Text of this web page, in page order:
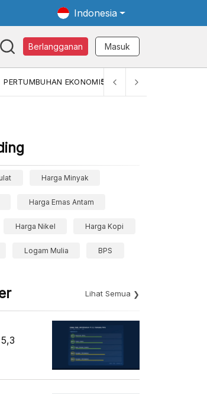
Indonesia
Berlangganan Masuk
PERTUMBUHAN EKONOMI5,11%
Harga Minyak
Harga Emas Antam
Harga Nikel Harga Kopi
Logam Mulia BPS
Lihat Semua